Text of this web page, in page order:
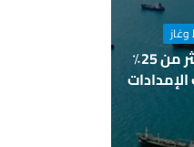
ارتفاع أسعار النفط بأكثر من 25٪